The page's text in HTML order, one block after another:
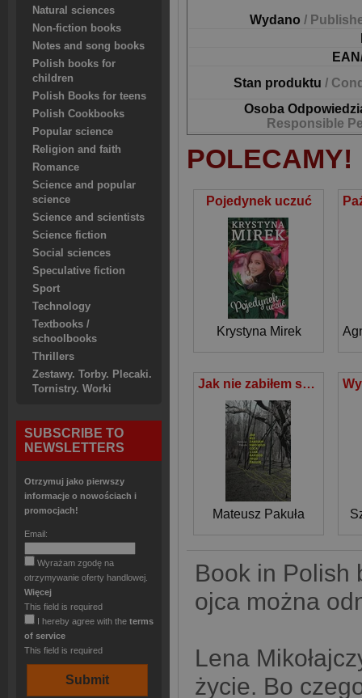
Natural sciences
Non-fiction books
Notes and song books
Polish books for
children
Polish Books for teens
Polish Cookbooks
Popular science
Religion and faith
Romance
Science and popular
science
Science and scientists
Science fiction
Social sciences
Speculative fiction
Sport
Technology
Textbooks /
schoolbooks
Thrillers
Zestawy. Torby. Plecaki.
Tornistry. Worki
SUBSCRIBE TO
NEWSLETTERS
Otrzymuj jako pierwszy
informacje o nowościach i
promocjach!
Email:
Wyrażam zgodę na
otrzymywanie oferty handlowej.
Więcej
This field is required
I hereby agree with the terms
of service
This field is required
Wydano /
Stan produktu /
Osoba
Responsible
POLECAMY!
Pojedynek uczuć
Krystyna Mirek
Jak nie zabiłem swojego ojca i jak bardzo tego żałuję
Mateusz Pakuła
Book in Polish
ojca można
Lena
życie. Bo